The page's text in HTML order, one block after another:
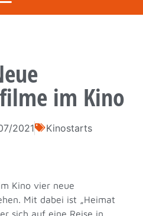
im Kino
2021 Kinostarts
Kino vier neue
Mit dabei ist „Heimat
sich auf eine Reise in